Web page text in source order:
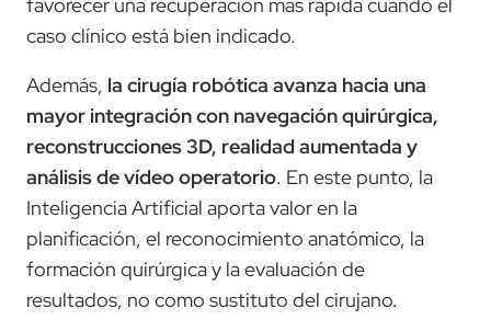
caso clínico está bien indicado.
Además, la cirugía robótica avanza hacia una
mayor integración con navegación quirúrgica,
reconstrucciones 3D, realidad aumentada y
análisis de vídeo operatorio. En este punto, la
Inteligencia Artificial aporta valor en la
planificación, el reconocimiento anatómico, la
formación quirúrgica y la evaluación de
resultados, no como sustituto del cirujano.